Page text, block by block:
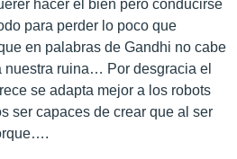
hacer el bien pero conducirse
para perder lo poco que
en palabras de Gandhi no cabe
nuestra ruina… Por desgracia el
se adapta mejor a los robots
ser capaces de crear que al ser